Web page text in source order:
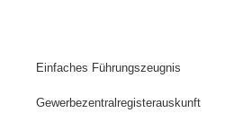
Einfaches Führungszeugnis
Gewerbezentralregisterauskunft